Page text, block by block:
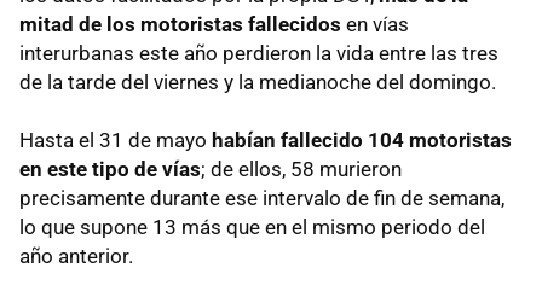
mitad de los motoristas fallecidos en vías
interurbanas este año perdieron la vida entre las tres
de la tarde del viernes y la medianoche del domingo.
Hasta el 31 de mayo habían fallecido 104 motoristas
en este tipo de vías; de ellos, 58 murieron
precisamente durante ese intervalo de fin de semana,
lo que supone 13 más que en el mismo periodo del
año anterior.